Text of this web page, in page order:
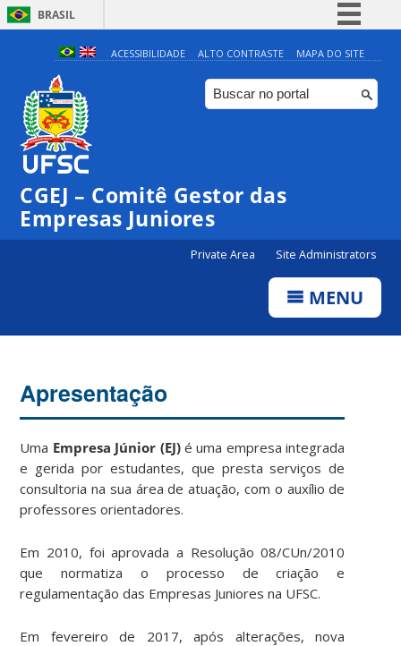
BRASIL
Simplifique!
Comunica BR
Participe
Canais
ACESSIBILIDADE ALTO CONTRASTE MAPA DO SITE
CGEJ – Comitê Gestor das
Empresas Juniores
Private Area Site Administrators
MENU
Apresentação
Uma Empresa Júnior (EJ)é uma empresa integrada
e gerida por estudantes, que presta serviços de
consultoria na sua área de atuação, com o auxílio de
professores orientadores.
Em 2010, foi aprovada a Resolução 08/CUn/2010
que normatiza o processo de criação e
regulamentação das Empresas Juniores na UFSC.
Em fevereiro de 2017, após alterações, nova